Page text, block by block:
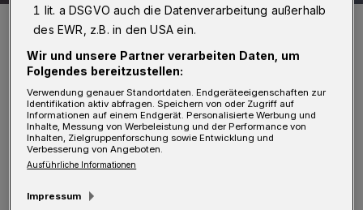
Die Fachdisziplin Sicherheitstechnik gibt es nun schon seit 50
Jahren an der BUW.
Foto: Peter Gwiazda
S icherheitstechnik ist eine
einem fachübergreifenden und
1 lit. a DSGVO auch die Datenverarbeitung außerhalb
des EWR, z.B. in den USA ein.
Wir und unsere Partner verarbeiten Daten, um
Folgendes bereitzustellen:
Verwendung genauer Standortdaten. Endgeräteeigenschaften zur
Identifikation aktiv abfragen. Speichern von oder Zugriff auf
Informationen auf einem Endgerät. Personalisierte Werbung und
Inhalte, Messung von Werbeleistung und der Performance von
Inhalten, Zielgruppenforschung sowie Entwicklung und
Verbesserung von Angeboten.
Ausführliche Informationen
Impressum